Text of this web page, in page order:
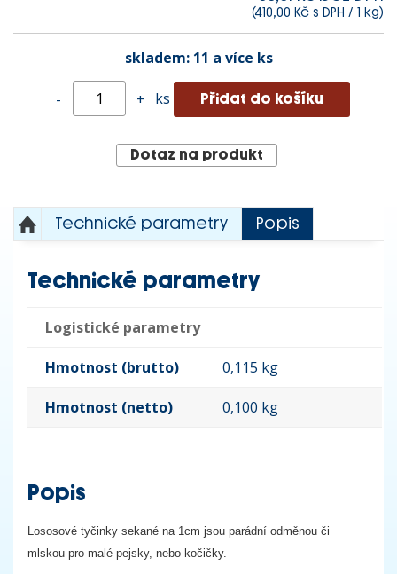
(410,00 Kč s DPH / 1 kg)
skladem: 11 a více ks
- + ks
Dotaz na produkt
Technické parametry Popis
Technické parametry
Logistické parametry
Hmotnost (brutto) 0,115 kg
Hmotnost (netto) 0,100 kg
Popis
Lososové tyčinky sekané na 1cm jsou parádní odměnou či
mlskou pro malé pejsky, nebo kočičky.